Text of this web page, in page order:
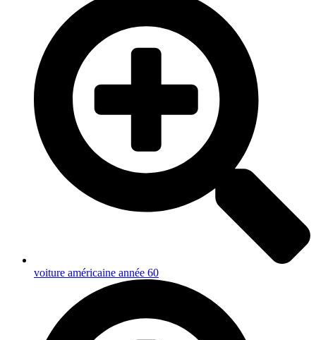
voiture américaine année 60